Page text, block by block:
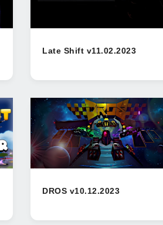
Late Shift v11.02.2023
DROS v10.12.2023